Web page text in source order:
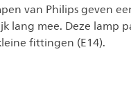
van Philips geven
lang mee. Deze lamp
fittingen (E14).